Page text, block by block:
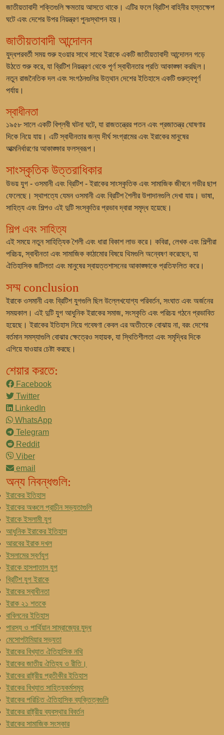
জাতীয়তাবাদী শক্তিগুলি ক্ষমতায় আসতে থাকে। এটির ফলে ব্রিটিশ বাহিনীর হস্তক্ষেপ
ঘটে এবং দেশের উপর নিয়ন্ত্রণ পুনঃস্থাপন হয়।
জাতীয়তাবাদী আন্দোলন
যুদ্ধপরবর্তী সময় শুরু হওয়ার সাথে সাথে ইরাকে একটি জাতীয়তাবাদী আন্দোলন গড়ে
উঠতে শুরু করে, যা ব্রিটিশ নিয়ন্ত্রণ থেকে পূর্ণ স্বাধীনতার প্রতি আকাঙ্ক্ষা করছিল।
নতুন রাজনৈতিক দল এবং সংগঠনগুলির উত্থান দেশের ইতিহাসে একটি গুরুত্বপূর্ণ
পর্যায়।
স্বাধীনতা
১৯৫৮ সালে একটি বিপ্লবী ঘটনা ঘটে, যা রাজতন্ত্রের পতন এবং প্রজাতন্ত্র ঘোষণার
দিকে নিয়ে যায়। এটি স্বাধীনতার জন্য দীর্ঘ সংগ্রামের এবং ইরাকের মানুষের
আত্মনির্ধারণের আকাঙ্ক্ষার ফলস্বরূপ।
সাংস্কৃতিক উত্তরাধিকার
উভয় যুগ - ওসমানী এবং ব্রিটিশ - ইরাকের সাংস্কৃতিক এবং সামাজিক জীবনে গভীর ছাপ
ফেলেছে। স্থাপত্যে যেমন ওসমানী এবং ব্রিটিশ শৈলীর উপাদানগুলি দেখা যায়। ভাষা,
সাহিত্য এবং শিল্পও এই দুটি সংস্কৃতির প্রভাব দ্বারা সমৃদ্ধ হয়েছে।
শিল্প এবং সাহিত্য
এই সময়ে নতুন সাহিত্যিক শৈলী এবং ধারা বিকাশ লাভ করে। কবিরা, লেখক এবং শিল্পীরা
পরিচয়, স্বাধীনতা এবং সামাজিক কাঠামোর বিষয়ে থিমগুলি অন্বেষণ করেছেন, যা
ঐতিহাসিক জটিলতা এবং মানুষের স্বায়ত্তশাসনের আকাঙ্ক্ষাকে প্রতিফলিত করে।
সম্ম conclusion
ইরাকে ওসমানী এবং ব্রিটিশ যুগগুলি ছিল উল্লেখযোগ্য পরিবর্তন, সংঘাত এবং অর্জনের
সময়কাল। এই দুটি যুগ আধুনিক ইরাকের সমাজ, সংস্কৃতি এবং পরিচয় গঠনে প্রভাবিত
হয়েছে। ইরাকের ইতিহাস নিয়ে গবেষণা কেবল এর অতীতকে বোঝায় না, বরং দেশের
বর্তমান সমস্যাগুলি বোঝার ক্ষেত্রেও সহায়ক, যা স্থিতিশীলতা এবং সমৃদ্ধির দিকে
এগিয়ে যাওয়ার চেষ্টা করছে।
শেয়ার করতে:
Facebook
Twitter
LinkedIn
WhatsApp
Telegram
Reddit
Viber
email
অন্য নিবন্ধগুলি:
ইরাকের ইতিহাস
ইরাকের অঞ্চলে প্রাচীন সভ্যতাগুলি
ইরাকে ইসলামী যুগ
আধুনিক ইরাকের ইতিহাস
আরবের ইরাক দখল
ইসলামের স্বর্ণযুগ
ইরাকে হাসপাতাল যুগ
ব্রিটিশ যুগ ইরাকে
ইরাকের স্বাধীনতা
ইরাক ২১ শতকে
বাবিলনের ইতিহাস
পারস্য ও পার্থিয়ান সাম্রাজ্যের যুদ্ধ
মেসোপটামিয়ার সভ্যতা
ইরাকের বিখ্যাত ঐতিহাসিক নথি
ইরাকের জাতীয় ঐতিহ্য ও রীতি।
ইরাকের রাষ্ট্রীয় প্রতীকীর ইতিহাস
ইরাকের বিখ্যাত সাহিত্যকর্মসমূহ
ইরাকের পরিচিত ঐতিহাসিক ব্যক্তিত্বগুলি
ইরাকের রাষ্ট্রীয় ব্যবস্থার বিবর্তন
ইরাকের সামাজিক সংস্কার